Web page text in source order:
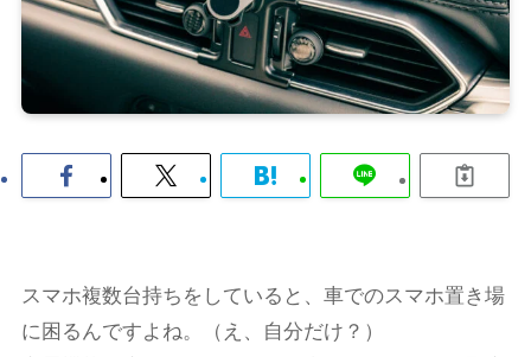
スマホ複数台持ちをしていると、車でのスマホ置き場
に困るんですよね。（え、自分だけ？）